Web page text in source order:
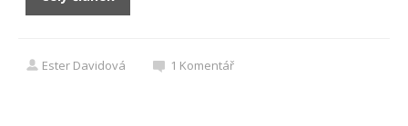
Ester Davidová 1 Komentář